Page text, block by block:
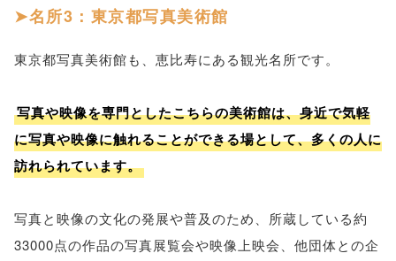
名所3：東京都写真美術館
東京都写真美術館も、恵比寿にある観光名所です。
写真や映像を専門としたこちらの美術館は、身近で気軽
に写真や映像に触れることができる場として、多くの人に
訪れられています。
写真と映像の文化の発展や普及のため、所蔵している約
33000点の作品の写真展覧会や映像上映会、他団体との企